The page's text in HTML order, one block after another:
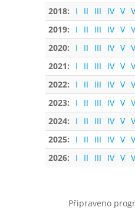
2018:
I II III IV V
2019:
I II III IV V
2020:
I II III IV V
2021:
I II III IV V
2022:
I II III IV V
2023:
I II III IV V
2024:
I II III IV V
2025:
I II III IV V
2026:
I II III IV V
Připraveno